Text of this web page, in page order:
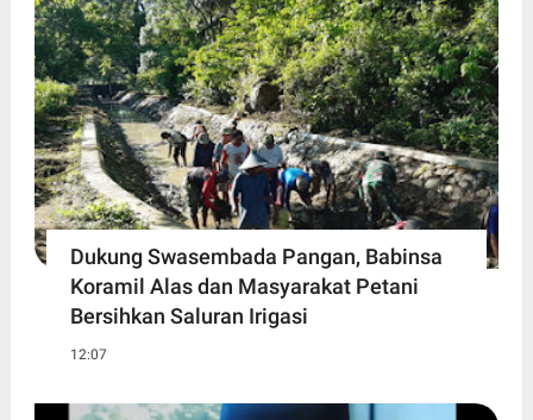
Dukung Swasembada Pangan, Babinsa
Koramil Alas dan Masyarakat Petani
Bersihkan Saluran Irigasi
12:07